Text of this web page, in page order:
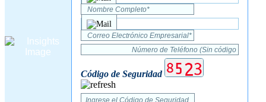
Código de Seguridad